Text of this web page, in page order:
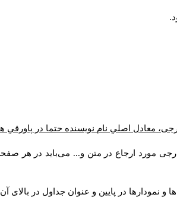
معادل اصلیِ نام نویسنده حتما در
مورد ارجاع در متن و... می‌باید در هر
در پایین و عنوان جداول در بالای